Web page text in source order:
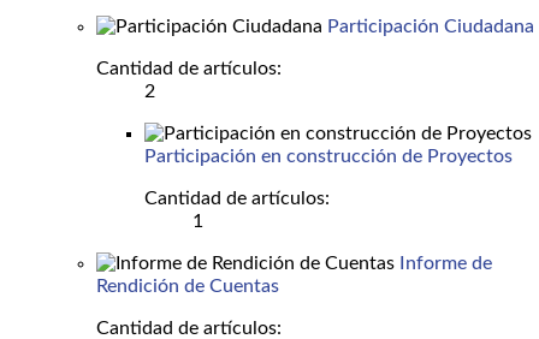
Participación Ciudadana
Cantidad de artículos:
2
Participación en construcción de Proyectos
Cantidad de artículos:
1
Informe de
Rendición de Cuentas
Cantidad de artículos: